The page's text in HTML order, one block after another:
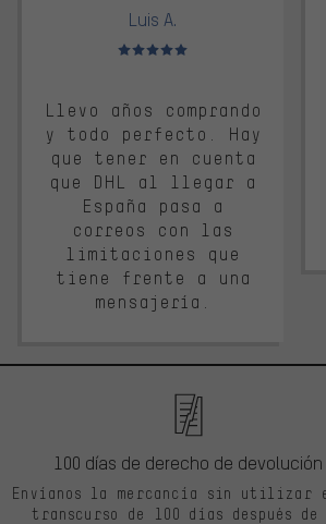
Luis A.
Valoración media: 5 de 5
Llevo años comprando
y todo perfecto. Hay
que tener en cuenta
que DHL al llegar a
España pasa a
correos con las
limitaciones que
tiene frente a una
mensajería.
100 días de derecho de devolución
Envíanos la mercancía sin utilizar
transcurso de 100 días después de